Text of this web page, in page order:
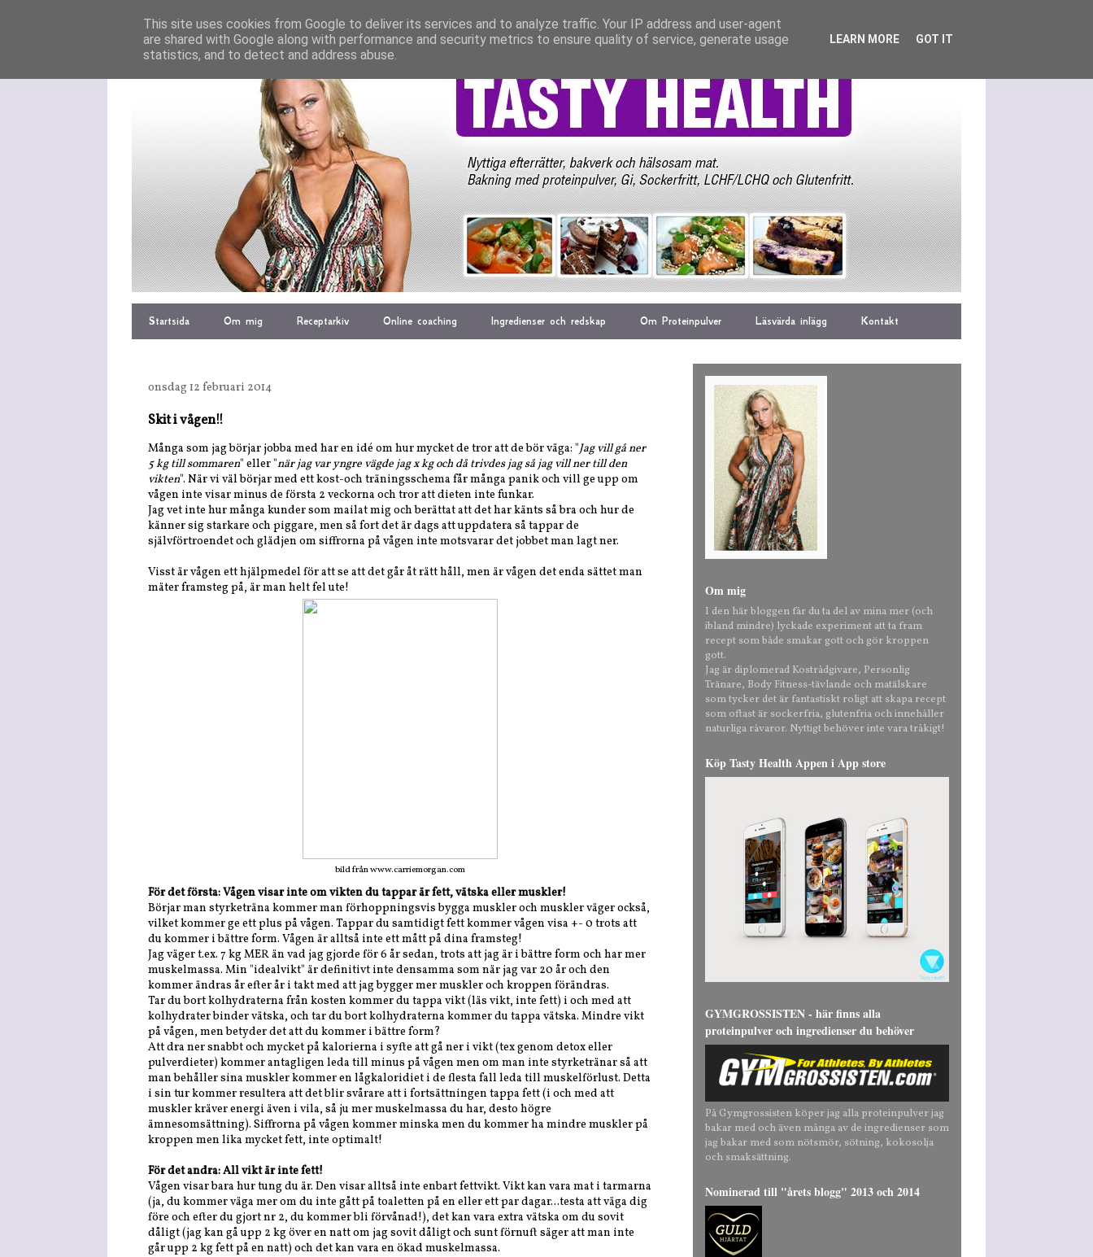
Startsida Om mig Receptarkiv Online coaching Ingredienser och redskap Om Proteinpulver Läsvärda inlägg Kontakt
onsdag 12 februari 2014
Skit i vågen!!
Många som jag börjar jobba med har en idé om hur mycket de tror att de bör väga: "Jag vill gå ner
5 kg till sommaren" eller "när jag var yngre vägde jag x kg och då trivdes jag så jag vill ner till den
vikten". När vi väl börjar med ett kost-och träningsschema får många panik och vill ge upp om
vågen inte visar minus de första 2 veckorna och tror att dieten inte funkar.
Jag vet inte hur många kunder som mailat mig och berättat att det har känts så bra och hur de
känner sig starkare och piggare, men så fort det är dags att uppdatera så tappar de
självförtroendet och glädjen om siffrorna på vågen inte motsvarar det jobbet man lagt ner.
Visst är vågen ett hjälpmedel för att se att det går åt rätt håll, men är vågen det enda sättet man
mäter framsteg på, är man helt fel ute!
bild från www.carriemorgan.com
För det första: Vågen visar inte om vikten du tappar är fett, vätska eller muskler!
Börjar man styrketräna kommer man förhoppningsvis bygga muskler och muskler väger också,
vilket kommer ge ett plus på vågen. Tappar du samtidigt fett kommer vågen visa +- 0 trots att
du kommer i bättre form. Vågen är alltså inte ett mått på dina framsteg!
Jag väger t.ex. 7 kg MER än vad jag gjorde för 6 år sedan, trots att jag är i bättre form och har mer
muskelmassa. Min "idealvikt" är definitivt inte densamma som när jag var 20 år och den
kommer ändras år efter år i takt med att jag bygger mer muskler och kroppen förändras.
Tar du bort kolhydraterna från kosten kommer du tappa vikt (läs vikt, inte fett) i och med att
kolhydrater binder vätska, och tar du bort kolhydraterna kommer du tappa vätska. Mindre vikt
på vågen, men betyder det att du kommer i bättre form?
Att dra ner snabbt och mycket på kalorierna i syfte att gå ner i vikt (tex genom detox eller
pulverdieter) kommer antagligen leda till minus på vågen men om man inte styrketränar så att
man behåller sina muskler kommer en lågkaloridiet i de flesta fall leda till muskelförlust. Detta
i sin tur kommer resultera att det blir svårare att i fortsättningen tappa fett (i och med att
muskler kräver energi även i vila, så ju mer muskelmassa du har, desto högre
ämnesomsättning). Siffrorna på vågen kommer minska men du kommer ha mindre muskler på
kroppen men lika mycket fett, inte optimalt!
För det andra: All vikt är inte fett!
Vågen visar bara hur tung du är. Den visar alltså inte enbart fettvikt. Vikt kan vara mat i tarmarna
(ja, du kommer väga mer om du inte gått på toaletten på en eller ett par dagar...testa att väga dig
före och efter du gjort nr 2, du kommer bli förvånad!), det kan vara extra vätska om du sovit
dåligt (jag kan gå upp 2 kg över en natt om jag sovit dåligt och sunt förnuft säger att man inte
går upp 2 kg fett på en natt) och det kan vara en ökad muskelmassa.
Om mig
I den här bloggen får du ta del av mina mer (och
ibland mindre) lyckade experiment att ta fram
recept som både smakar gott och gör kroppen
gott.
Jag är diplomerad Kostrådgivare, Personlig
Tränare, Body Fitness-tävlande och matälskare
som tycker det är fantastiskt roligt att skapa recept
som oftast är sockerfria, glutenfria och innehåller
naturliga råvaror. Nyttigt behöver inte vara tråkigt!
Köp Tasty Health Appen i App store
GYMGROSSISTEN - här finns alla
proteinpulver och ingredienser du behöver
På Gymgrossisten köper jag alla proteinpulver jag
bakar med och även många av de ingredienser som
jag bakar med som nötsmör, sötning, kokosolja
och smaksättning.
Nominerad till "årets blogg" 2013 och 2014
This site uses cookies from Google to deliver its services and to analyze traffic. Your IP address and user-agent
are shared with Google along with performance and security metrics to ensure quality of service, generate usage
statistics, and to detect and address abuse.
LEARN MORE GOT IT